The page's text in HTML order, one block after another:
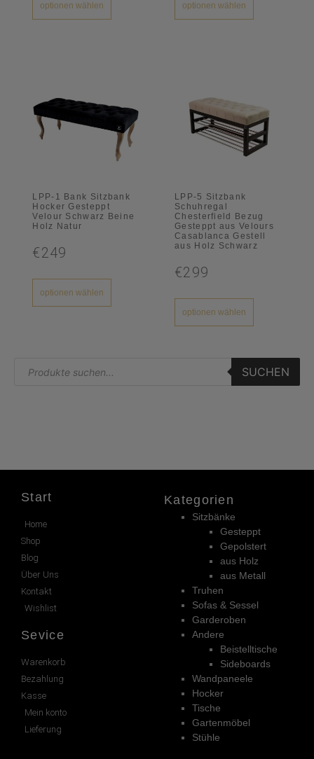
optionen wählen optionen wählen
LPP-1 Bank Sitzbank
Hocker Gesteppt
Velour Schwarz Beine
Holz Natur
€249
optionen wählen
LPP-5 Sitzbank
Schuhregal
Chesterfield Bezug
Gesteppt aus Velours
Casablanca Gestell
aus Holz Schwarz
€299
optionen wählen
SUCHEN
Start
Home
Shop
Blog
Über Uns
Kontakt
Wishlist
Sevice
Warenkorb
Bezahlung
Kasse
Mein konto
Lieferung
Kategorien
Sitzbänke
Gesteppt
Gepolstert
aus Holz
aus Metall
Truhen
Sofas & Sessel
Garderoben
Andere
Beistelltische
Sideboards
Wandpaneele
Hocker
Tische
Gartenmöbel
Stühle